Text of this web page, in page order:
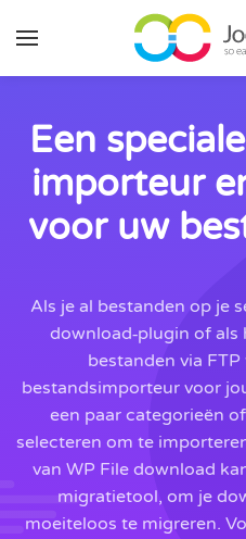
Ga naar de
Een
importeur
voor uw
Als je al bestanden op je
download‑plugin of als
bestanden via
bestandsimporteur voor
een paar categorieën
selecteren om te
van WP File download
migratietool, om je
moeiteloos te migreren.